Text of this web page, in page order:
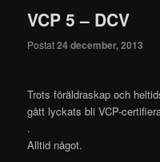
VCP 5 – DCV
Postat24 december, 2013
Trots föräldraskap och
gått lyckats bli VCP-
.
Alltid något.